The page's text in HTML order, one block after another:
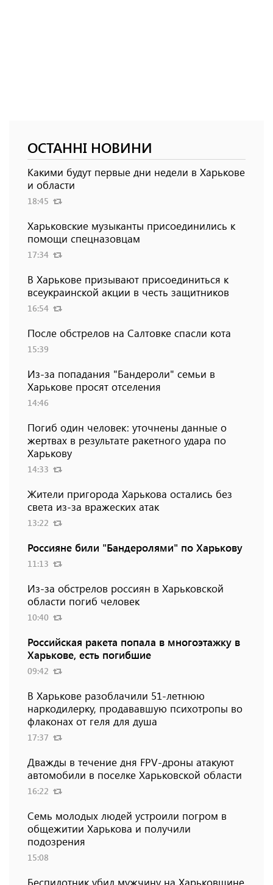
ОСТАННІ НОВИНИ
Какими будут первые дни недели в Харькове
и области
18:45
Харьковские музыканты присоединились к
помощи спецназовцам
17:34
В Харькове призывают присоединиться к
всеукраинской акции в честь защитников
16:54
После обстрелов на Салтовке спасли кота
15:39
Из-за попадания "Бандероли" семьи в
Харькове просят отселения
14:46
Погиб один человек: уточнены данные о
жертвах в результате ракетного удара по
Харькову
14:33
Жители пригорода Харькова остались без
света из-за вражеских атак
13:22
Россияне били "Бандеролями" по Харькову
11:13
Из-за обстрелов россиян в Харьковской
области погиб человек
10:40
Российская ракета попала в многоэтажку в
Харькове, есть погибшие
09:42
В Харькове разоблачили 51-летнюю
наркодилерку, продававшую психотропы во
флаконах от геля для душа
17:37
Дважды в течение дня FPV-дроны атакуют
автомобили в поселке Харьковской области
16:22
Семь молодых людей устроили погром в
общежитии Харькова и получили
подозрения
15:08
Беспилотник убил мужчину на Харьковщине